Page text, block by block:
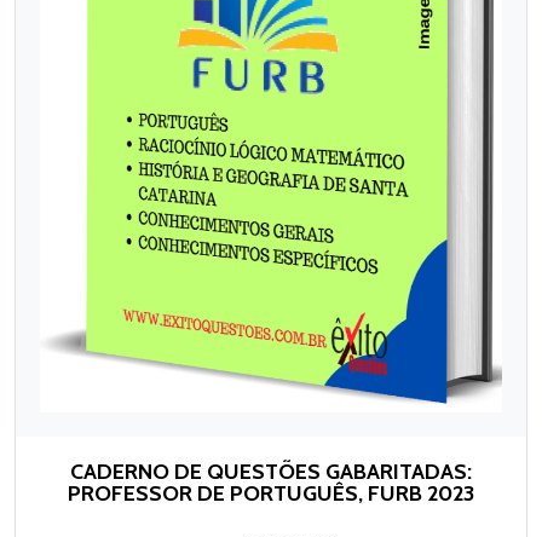
CADERNO DE QUESTÕES GABARITADAS:
PROFESSOR DE PORTUGUÊS, FURB 2023